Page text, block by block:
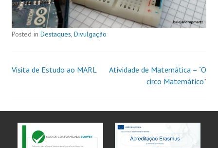
Posted in Destaques, Divulgação
Visita de Estudo ao MARL
Atividade de Matemática – “O
circo Matemático”